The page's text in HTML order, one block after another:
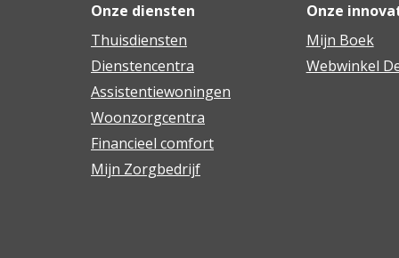
Onze diensten
Thuisdiensten
Dienstencentra
Assistentiewoningen
Woonzorgcentra
Financieel comfort
Mijn Zorgbedrijf
Onze
Mijn Boek
Webwinkel